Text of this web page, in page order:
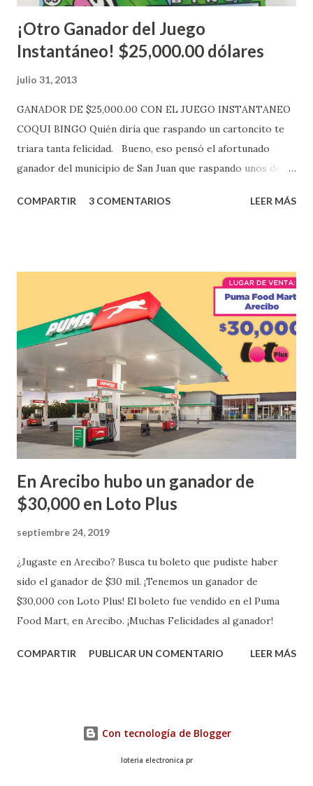
¡Otro Ganador del Juego
Instantáneo! $25,000.00 dólares
julio 31, 2013
GANADOR DE $25,000.00 CON EL JUEGO INSTANTANEO
COQUI BINGO Quién diría que raspando un cartoncito te
triara tanta felicidad. Bueno, eso pensó el afortunado
ganador del municipio de San Juan que raspando unos de
obtuvo un premio de $25,000,00 dólares. Este es el anuncio
ganador fue vendido en la farmacia Yarimar de la
Urbanización Las Lomas en el Municipio de San Juan
¡Enhorabuena que lo disfrute!
...
COMPARTIR 3 COMENTARIOS LEER MÁS
En Arecibo hubo un ganador de
$30,000 en Loto Plus
septiembre 24, 2019
¿Jugaste en Arecibo? Busca tu boleto que pudiste haber
sido el ganador de $30 mil. ¡Tenemos un ganador de
$30,000 con Loto Plus! El boleto fue vendido en el Puma
Food Mart, en Arecibo. ¡Muchas Felicidades al ganador!
COMPARTIR PUBLICAR UN COMENTARIO LEER MÁS
Con tecnología de Blogger
loteria electronica pr